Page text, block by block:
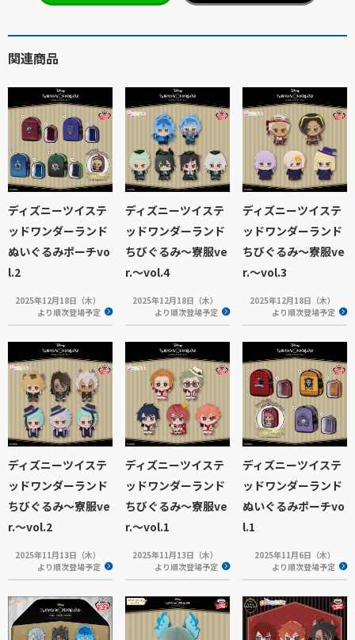
関連商品
ディズニーツイステ
ッドワンダーランド
ぬいぐるみポーチvo
l.2
2025年12月18日（木）
より順次登場予定
ディズニーツイステ
ッドワンダーランド
ちびぐるみ～寮服ve
r.～vol.4
2025年12月18日（木）
より順次登場予定
ディズニーツイステ
ッドワンダーランド
ちびぐるみ～寮服ve
r.～vol.3
2025年12月18日（木）
より順次登場予定
ディズニーツイステ
ッドワンダーランド
ちびぐるみ～寮服ve
r.～vol.2
2025年11月13日（木）
より順次登場予定
ディズニーツイステ
ッドワンダーランド
ちびぐるみ～寮服ve
r.～vol.1
2025年11月13日（木）
より順次登場予定
ディズニーツイステ
ッドワンダーランド
ぬいぐるみポーチvo
l.1
2025年11月6日（木）
より順次登場予定